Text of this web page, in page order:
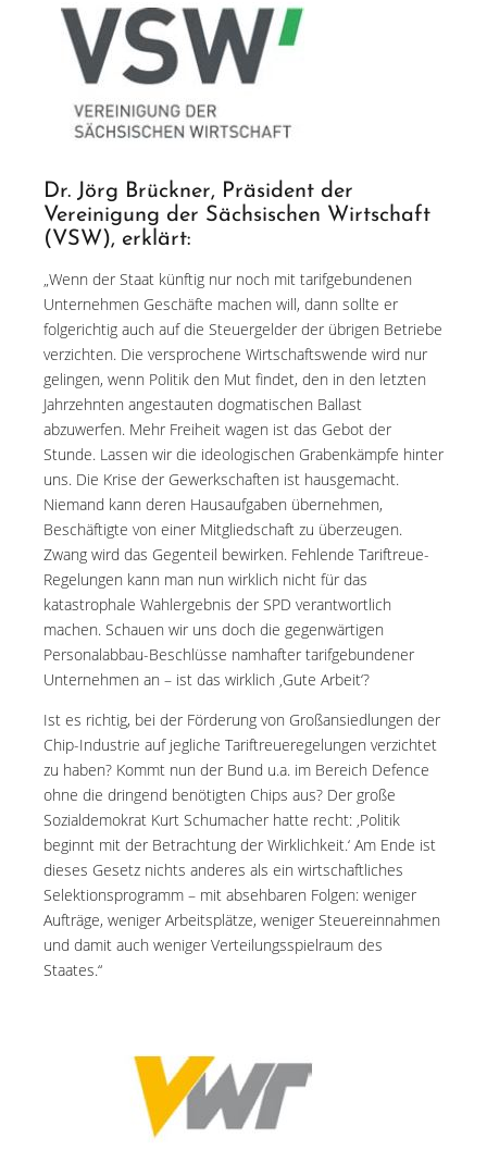
Dr. Jörg Brückner, Präsident der
Vereinigung der Sächsischen Wirtschaft
(VSW), erklärt:
„Wenn der Staat künftig nur noch mit tarifgebundenen
Unternehmen Geschäfte machen will, dann sollte er
folgerichtig auch auf die Steuergelder der übrigen Betriebe
verzichten. Die versprochene Wirtschaftswende wird nur
gelingen, wenn Politik den Mut findet, den in den letzten
Jahrzehnten angestauten dogmatischen Ballast
abzuwerfen. Mehr Freiheit wagen ist das Gebot der
Stunde. Lassen wir die ideologischen Grabenkämpfe hinter
uns. Die Krise der Gewerkschaften ist hausgemacht.
Niemand kann deren Hausaufgaben übernehmen,
Beschäftigte von einer Mitgliedschaft zu überzeugen.
Zwang wird das Gegenteil bewirken. Fehlende Tariftreue-
Regelungen kann man nun wirklich nicht für das
katastrophale Wahlergebnis der SPD verantwortlich
machen. Schauen wir uns doch die gegenwärtigen
Personalabbau-Beschlüsse namhafter tarifgebundener
Unternehmen an – ist das wirklich ‚Gute Arbeit‘?
Ist es richtig, bei der Förderung von Großansiedlungen der
Chip-Industrie auf jegliche Tariftreueregelungen verzichtet
zu haben? Kommt nun der Bund u.a. im Bereich Defence
ohne die dringend benötigten Chips aus? Der große
Sozialdemokrat Kurt Schumacher hatte recht: ‚Politik
beginnt mit der Betrachtung der Wirklichkeit.‘ Am Ende ist
dieses Gesetz nichts anderes als ein wirtschaftliches
Selektionsprogramm – mit absehbaren Folgen: weniger
Aufträge, weniger Arbeitsplätze, weniger Steuereinnahmen
und damit auch weniger Verteilungsspielraum des
Staates.“